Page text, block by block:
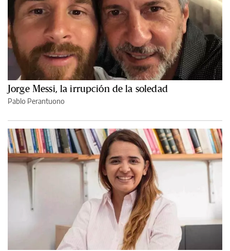
Jorge Messi, la irrupción de la soledad
Pablo Perantuono